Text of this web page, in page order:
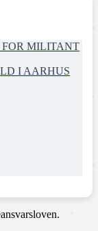
FOR MILITANT
I AARHUS